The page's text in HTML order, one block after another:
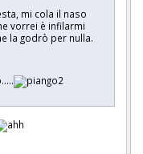
mi cola il naso
vorrei è infilarmi
la godrò per nulla.